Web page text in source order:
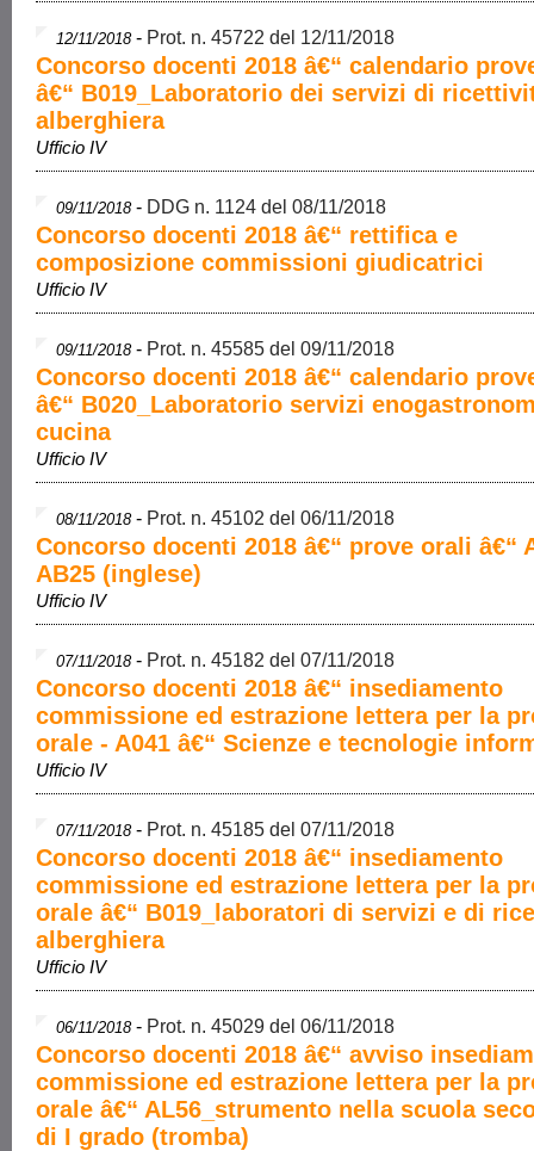
12/11/2018- Prot. n. 45722 del 12/11/2018
Concorso docenti 2018 â€“ calendario
â€“ B019_Laboratorio dei servizi di
alberghiera
Ufficio IV
09/11/2018- DDG n. 1124 del 08/11/2018
Concorso docenti 2018 â€“ rettifica e
composizione commissioni giudicatrici
Ufficio IV
09/11/2018- Prot. n. 45585 del 09/11/2018
Concorso docenti 2018 â€“ calendario
â€“ B020_Laboratorio servizi
cucina
Ufficio IV
08/11/2018- Prot. n. 45102 del 06/11/2018
Concorso docenti 2018 â€“ prove orali â€“
AB25 (inglese)
Ufficio IV
07/11/2018- Prot. n. 45182 del 07/11/2018
Concorso docenti 2018 â€“ insediamento
commissione ed estrazione lettera per la
orale - A041 â€“ Scienze e tecnologie
Ufficio IV
07/11/2018- Prot. n. 45185 del 07/11/2018
Concorso docenti 2018 â€“ insediamento
commissione ed estrazione lettera per la
orale â€“ B019_laboratori di servizi e di
alberghiera
Ufficio IV
06/11/2018- Prot. n. 45029 del 06/11/2018
Concorso docenti 2018 â€“ avviso
commissione ed estrazione lettera per la
orale â€“ AL56_strumento nella scuola
di I grado (tromba)